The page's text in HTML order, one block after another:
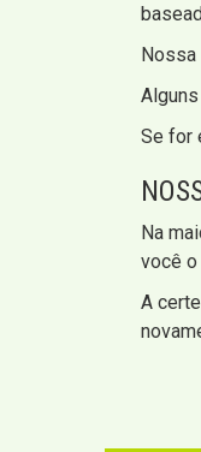
Nossa
Alguns
Se for
Na
você o
A